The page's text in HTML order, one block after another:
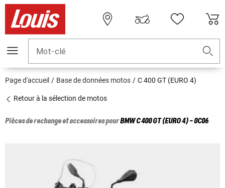
Mot-clé
Page d'accueil Base de données motos C 400 GT (EURO 4)
Retour à la sélection de motos
Pièces de rechange et accessoires pourBMWC 400 GT (EURO 4) - 0C06